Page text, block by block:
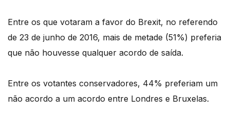
Entre os que votaram a favor do Brexit, no referendo
de 23 de junho de 2016, mais de metade (51%) preferia
que não houvesse qualquer acordo de saída.
Entre os votantes conservadores, 44% preferiam um
não acordo a um acordo entre Londres e Bruxelas.